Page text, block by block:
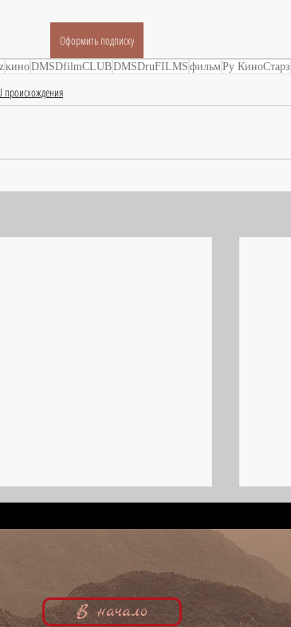
Оформить подписку
киноDMSDfilmCLUBDMSDruFILMS фильмРу КиноСтарз
происхождения
В начало